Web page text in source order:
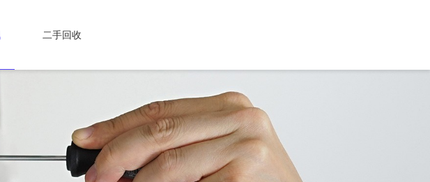
二手回收